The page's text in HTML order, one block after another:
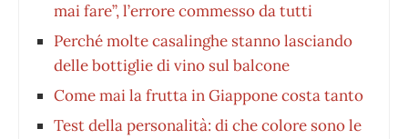
mai fare”, l’errore commesso da tutti
Perché molte casalinghe stanno lasciando
delle bottiglie di vino sul balcone
Come mai la frutta in Giappone costa tanto
Test della personalità: di che colore sono le